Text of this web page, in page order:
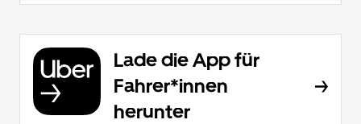
Lade die App für
Fahrer*innen
herunter